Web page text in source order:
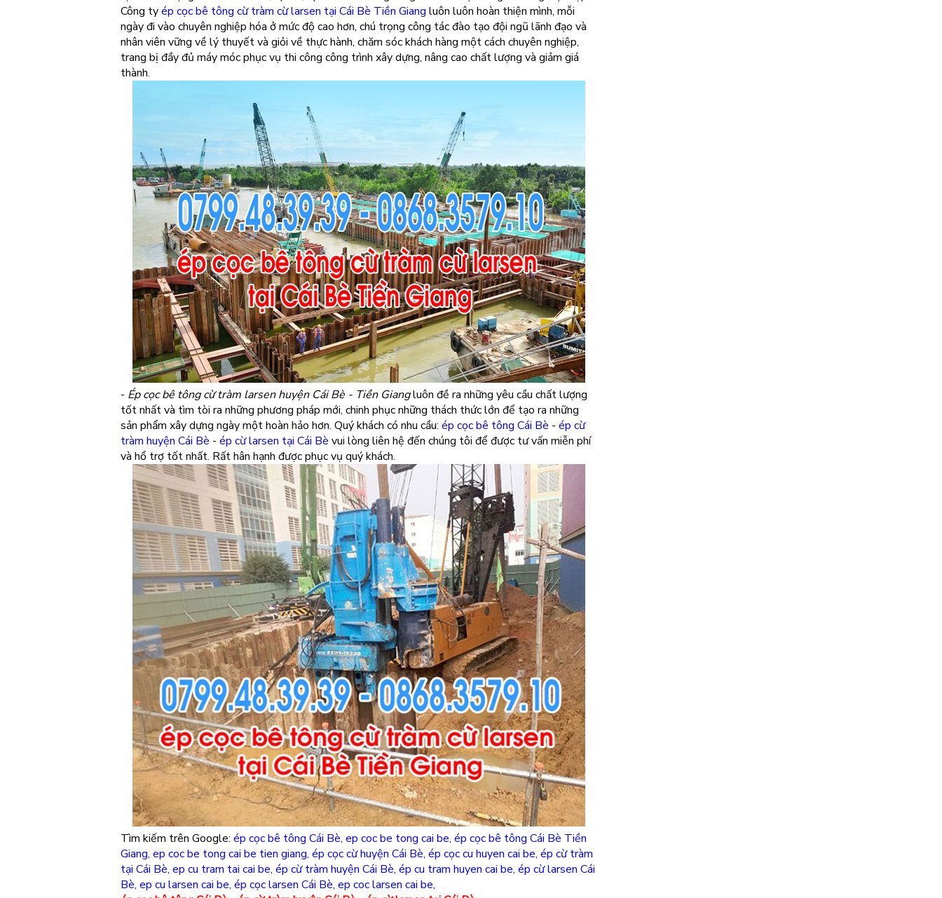
Công tyép cọc bê tông cừ tràm cừ larsen tại Cái Bè Tiền Giang luôn luôn hoàn thiện mình, mỗi
ngày đi vào chuyên nghiệp hóa ở mức độ cao hơn, chú trọng công tác đào tạo đội ngũ lãnh đạo và
nhân viên vững về lý thuyết và giỏi về thực hành, chăm sóc khách hàng một cách chuyên nghiệp,
trang bị đầy đủ máy móc phục vụ thi công công trình xây dựng, nâng cao chất lượng và giảm giá
thành.
- Ép cọc bê tông cừ tràm larsen huyện Cái Bè - Tiền Giangluôn đề ra những yêu cầu chất lượng
tốt nhất và tìm tòi ra những phương pháp mới, chinh phục những thách thức lớn để tạo ra những
sản phẩm xây dựng ngày một hoàn hảo hơn. Quý khách có nhu cầu: ép cọc bê tông Cái Bè - ép cừ
tràm huyện Cái Bè - ép cừ larsen tại Cái Bè vui lòng liên hệ đến chúng tôi để được tư vấn miễn phí
và hổ trợ tốt nhất. Rất hân hạnh được phục vụ quý khách.
Tìm kiếm trên Google: ép cọc bê tông Cái Bè, ep coc be tong cai be, ép cọc bê tông Cái Bè Tiền
Giang, ep coc be tong cai be tien giang, ép cọc cừ huyện Cái Bè, ép cọc cu huyen cai be, ép cừ tràm
tại Cái Bè, ep cu tram tai cai be, ép cừ tràm huyện Cái Bè, ép cu tram huyen cai be, ép cừ larsen Cái
Bè, ep cu larsen cai be, ép cọc larsen Cái Bè, ep coc larsen cai be,